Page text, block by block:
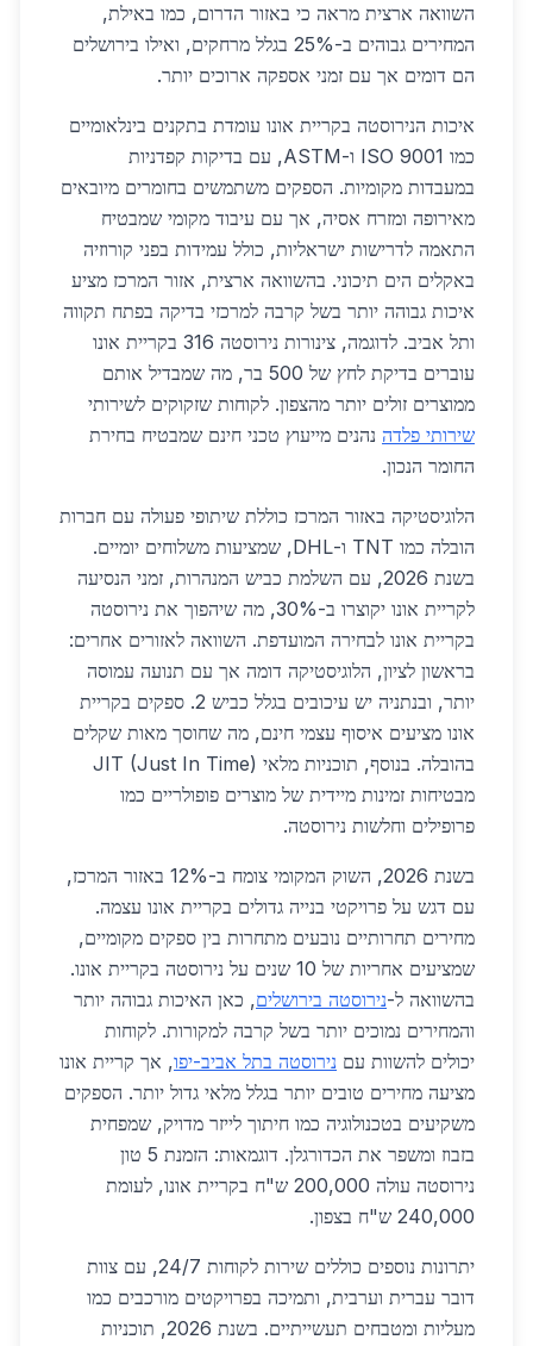
השוואה ארצית מראה כי באזור הדרום, כמו באילת,
המחירים גבוהים ב-25% בגלל מרחקים, ואילו בירושלים
הם דומים אך עם זמני אספקה ארוכים יותר.
איכות הנירוסטה בקריית אונו עומדת בתקנים בינלאומיים
כמו ISO 9001 ו-ASTM, עם בדיקות קפדניות
במעבדות מקומיות. הספקים משתמשים בחומרים מיובאים
מאירופה ומזרח אסיה, אך עם עיבוד מקומי שמבטיח
התאמה לדרישות ישראליות, כולל עמידות בפני קורוזיה
באקלים הים תיכוני. בהשוואה ארצית, אזור המרכז מציע
איכות גבוהה יותר בשל קרבה למרכזי בדיקה בפתח תקווה
ותל אביב. לדוגמה, צינורות נירוסטה 316 בקריית אונו
עוברים בדיקת לחץ של 500 בר, מה שמבדיל אותם
ממוצרים זולים יותר מהצפון. לקוחות שזקוקים לשירותי
שירותי פלדה נהנים מייעוץ טכני חינם שמבטיח בחירת
החומר הנכון.
הלוגיסטיקה באזור המרכז כוללת שיתופי פעולה עם חברות
הובלה כמו TNT ו-DHL, שמציעות משלוחים יומיים.
בשנת 2026, עם השלמת כביש המנהרות, זמני הנסיעה
לקריית אונו יקוצרו ב-30%, מה שיהפוך את נירוסטה
בקריית אונו לבחירה המועדפת. השוואה לאזורים אחרים:
בראשון לציון, הלוגיסטיקה דומה אך עם תנועה עמוסה
יותר, ובנתניה יש עיכובים בגלל כביש 2. ספקים בקריית
אונו מציעים איסוף עצמי חינם, מה שחוסך מאות שקלים
בהובלה. בנוסף, תוכניות מלאי JIT (Just In Time)
מבטיחות זמינות מיידית של מוצרים פופולריים כמו
פרופילים וחלשות נירוסטה.
בשנת 2026, השוק המקומי צומח ב-12% באזור המרכז,
עם דגש על פרויקטי בנייה גדולים בקריית אונו עצמה.
מחירים תחרותיים נובעים מתחרות בין ספקים מקומיים,
שמציעים אחריות של 10 שנים על נירוסטה בקריית אונו.
בהשוואה ל-נירוסטה בירושלים, כאן האיכות גבוהה יותר
והמחירים נמוכים יותר בשל קרבה למקורות. לקוחות
יכולים להשוות עם נירוסטה בתל אביב-יפו, אך קריית אונו
מציעה מחירים טובים יותר בגלל מלאי גדול יותר. הספקים
משקיעים בטכנולוגיה כמו חיתוך לייזר מדויק, שמפחית
בזבוז ומשפר את הכדורגלן. דוגמאות: הזמנת 5 טון
נירוסטה עולה 200,000 ש"ח בקריית אונו, לעומת
240,000 ש"ח בצפון.
יתרונות נוספים כוללים שירות לקוחות 24/7, עם צוות
דובר עברית וערבית, ותמיכה בפרויקטים מורכבים כמו
מעליות ומטבחים תעשייתיים. בשנת 2026, תוכניות